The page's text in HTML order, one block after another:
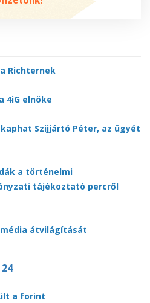
Richternek
4iG elnöke
Szijjártó Péter, az ügyét
a történelmi
tájékoztató percről
átvilágítását
24
a forint